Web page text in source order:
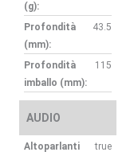
(g):
Profondità
(mm):
43.5
Profondità
imballo (mm):
115
AUDIO
Altoparlanti true